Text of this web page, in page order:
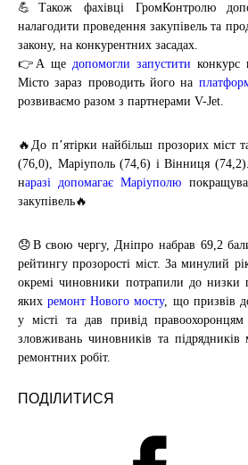
💪Також фахівці ГромКонтролю
налагодити проведення закупівель та
закону, на конкурентних засадах.
👉А ще допомогли запустити конкурс
Місто зараз проводить його на
розвиваємо разом з партнерами V-Jet.
🔥До п’ятірки найбільш прозорих міст
(76,0), Маріуполь (74,6) і Вінниця
наразі допомагає Маріуполю
закупівель🔥
😞В свою чергу, Дніпро набрав 69,2
рейтингу прозорості міст. За минулий
окремі чиновники потрапили до низки
якихремонт Нового мосту, що призвів
у місті та дав привід
зловживань чиновників та підрядників
ремонтних робіт.
ПОДІЛИТИСЯ